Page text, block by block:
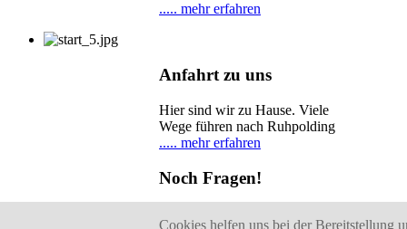
..... mehr erfahren
Anfahrt zu uns
Hier sind wir zu Hause. Viele
Wege führen nach Ruhpolding
..... mehr erfahren
Noch Fragen!
Cookies helfen uns bei der Bereitstellung